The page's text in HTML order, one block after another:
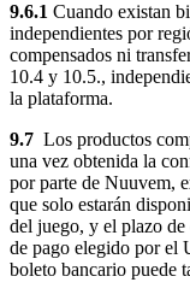
9.6.1 Cuando existan
independientes por
compensados ni
10.4 y 10.5.,
la plataforma.
9.7 Los productos
una vez obtenida la
por parte de Nuuvem,
que solo estarán
del juego, y el plazo
de pago elegido por el
boleto bancario puede